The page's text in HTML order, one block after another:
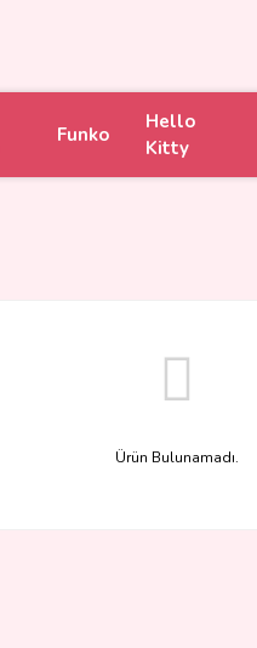
Funko
Hello
Kitty
Ürün Bulunamadı.